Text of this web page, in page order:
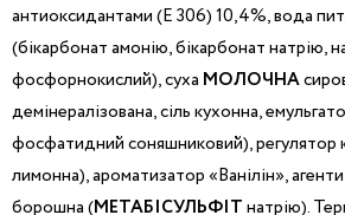
антиоксидантами (Е 306) 10,4%, вода
(бікарбонат амонію, бікарбонат натрію,
фосфорнокислий), суха МОЛОЧНА
демінералізована, сіль кухонна,
фосфатидний соняшниковий), регулятор
лимонна), ароматизатор «Ванілін»,
борошна (МЕТАБІСУЛЬФІТнатрію).